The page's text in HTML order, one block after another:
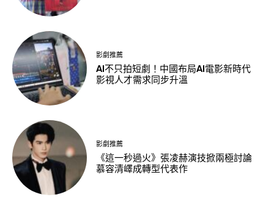
影劇推薦
AI不只拍短劇！中國布局AI電影新時代
影視人才需求同步升溫
影劇推薦
《這一秒過火》張凌赫演技掀兩極討論
慕容清嶧成轉型代表作